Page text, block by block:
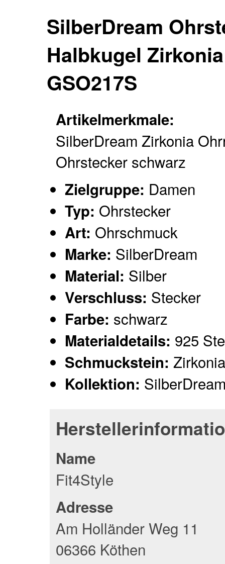
SilberDream
Halbkugel
GSO217S
Artikelmerkmale:
SilberDream Zirkonia
Ohrstecker schwarz
Zielgruppe: Damen
Typ: Ohrstecker
Art: Ohrschmuck
Marke: SilberDream
Material: Silber
Verschluss: Stecker
Farbe: schwarz
Materialdetails: 925
Schmuckstein:
Kollektion:
Name
Fit4Style
Adresse
Am Holländer Weg 11
06366 Köthen